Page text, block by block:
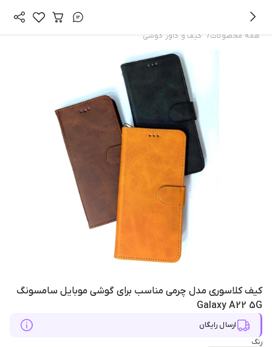
همه محصولات/ کیف و کاور گوشی
کیف کلاسوری مدل چرمی مناسب برای گوشی موبایل سامسونگ
Galaxy A22 5G
ارسال رایگان
رنگ